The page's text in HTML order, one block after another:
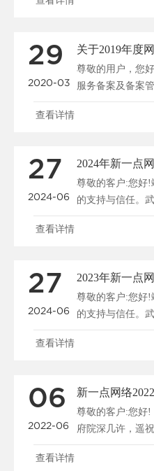
29
2020-03
关于2019年度
尊敬的用户，您
服务备案及备案
查看详情
27
2024-06
2024年新一点
尊敬的客户:您好!
的支持与信任。
如下：2024......
查看详情
27
2024-06
2023年新一点
尊敬的客户:您好!
的支持与信任。
如下：2023......
查看详情
06
2022-06
新一点网络
尊敬的客户:您好!
府院深几许，遥
际，根......
查看详情